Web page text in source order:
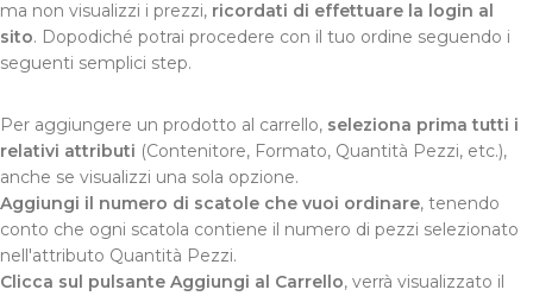
ma non visualizzi i prezzi, ricordati di effettuare la login al
sito. Dopodiché potrai procedere con il tuo ordine seguendo i
seguenti semplici step.
Per aggiungere un prodotto al carrello, seleziona prima tutti i
relativi attributi (Contenitore, Formato, Quantità Pezzi, etc.),
anche se visualizzi una sola opzione.
Aggiungi il numero di scatole che vuoi ordinare, tenendo
conto che ogni scatola contiene il numero di pezzi selezionato
nell'attributo Quantità Pezzi.
Clicca sul pulsante Aggiungi al Carrello, verrà visualizzato il